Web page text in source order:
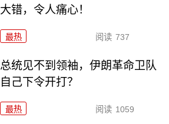
大错，令人痛心！
最热 阅读 737
总统见不到领袖，伊朗革命卫队
自己下令开打？
最热 阅读 1059